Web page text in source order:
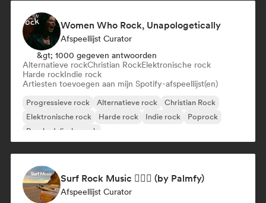
Women Who Rock, Unapologetically
Afspeellijst Curator
&gt; 1000 gegeven antwoorden
Alternatieve rockChristian RockElektronische rock
Harde rockIndie rock
Artiesten toevoegen aan mijn Spotify-afspeellijst(en)
Progressieve rock Alternatieve rock
Christian Rock
Elektronische rock
Harde rock Indie rock
Poprock
Psychedelische rock
Surf Rock Music 🏄🏻‍♂️ (by Palmfy)
Afspeellijst Curator